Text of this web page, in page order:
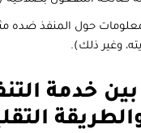
حول المنفذ ضده
وغير ذلك).
خدمة